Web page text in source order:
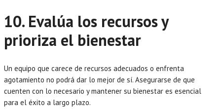
10. Evalúa los recursos y
prioriza el bienestar
Un equipo que carece de recursos adecuados o enfrenta
agotamiento no podrá dar lo mejor de sí. Asegurarse de que
cuenten con lo necesario y mantener su bienestar es esencial
para el éxito a largo plazo.